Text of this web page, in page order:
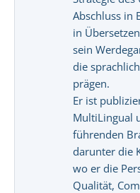
Abschluss in
in
sein
die
prägen.
Er ist
MultiLingual
führenden
darunter die
wo er die
Qualität,